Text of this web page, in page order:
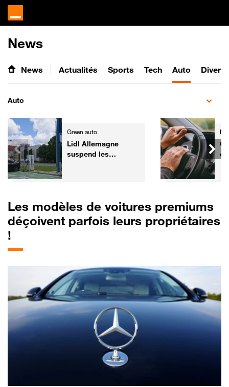
News
News Actualités Sports Tech Auto
Auto
Green auto
Lidl Allemagne
suspend les
Les modèles de voitures premiums
déçoivent parfois leurs propriétaires
!